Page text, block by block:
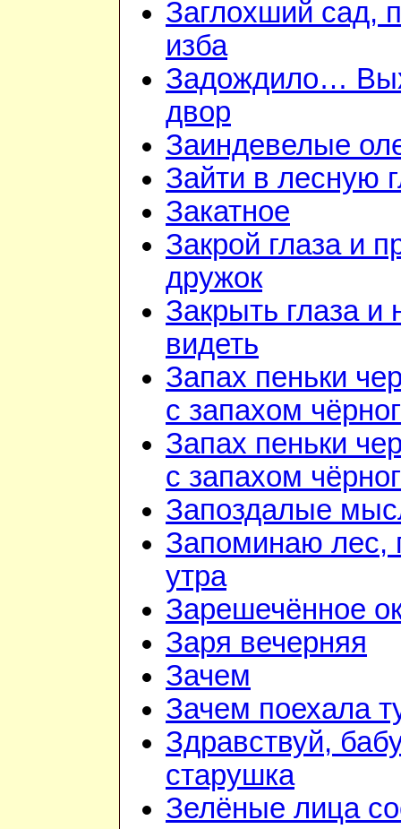
Заглохший сад,
изба
Задождило…
двор
Заиндевелые
Зайти в лесную
Закатное
Закрой глаза и
дружок
Закрыть глаза и
видеть
Запах пеньки
с запахом
Запах пеньки
с запахом
Запоздалые
Запоминаю лес,
утра
Зарешечённое
Заря вечерняя
Зачем
Зачем поехала
Здравствуй,
старушка
Зелёные лица